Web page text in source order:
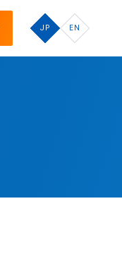
JP EN